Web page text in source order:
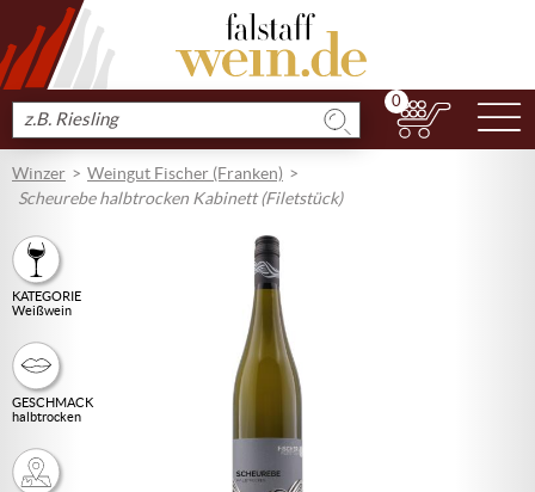
Produkt
suchen
0
Winzer
Weingut Fischer (Franken)
Scheurebe halbtrocken Kabinett (Filetstück)
KATEGORIE
Weißwein
GESCHMACK
halbtrocken